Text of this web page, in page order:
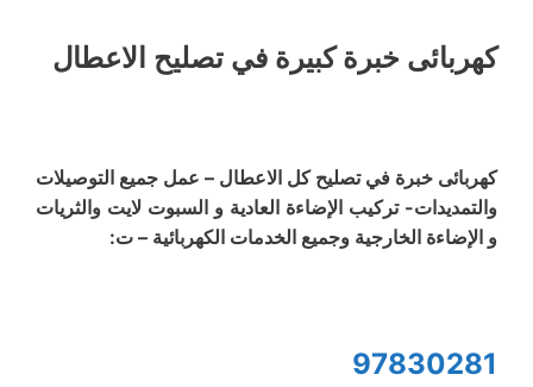
كهربائى خبرة كبيرة في تصليح الاعطال
كهربائى خبرة في تصليح كل الاعطال – عمل جميع التوصيلات
والتمديدات- تركيب الإضاءة العادية و السبوت لايت والثريات
و الإضاءة الخارجية وجميع الخدمات الكهربائية – ت:
97830281